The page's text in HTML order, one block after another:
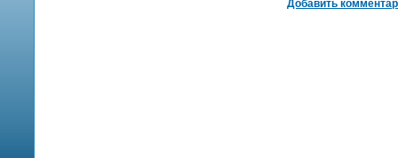
Добавить